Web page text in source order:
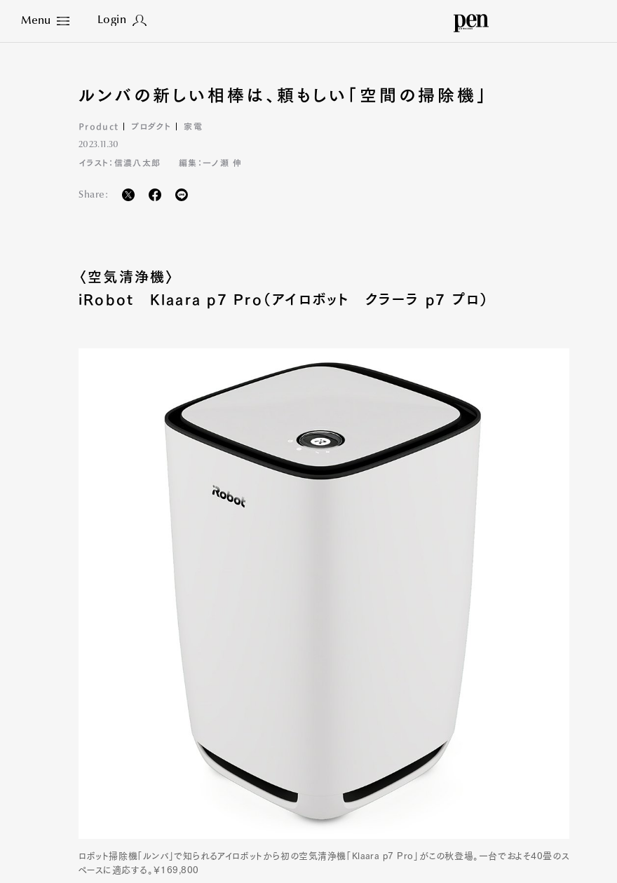
Menu Login
Close
ルンバの新しい相棒は、頼もしい「空間の掃除機」
Product プロダクト 家電
2023.11.30
イラスト：信濃八太郎 編集：一ノ瀬 伸
Share:
〈空気清浄機〉
iRobot Klaara p7 Pro（アイロボット クラーラ p7 プロ）
ロボット掃除機「ルンバ」で知られるアイロボットから初の空気清浄機「Klaara p7 Pro」がこの秋登場。一台でおよそ40畳のス
ペースに適応する。￥169,800